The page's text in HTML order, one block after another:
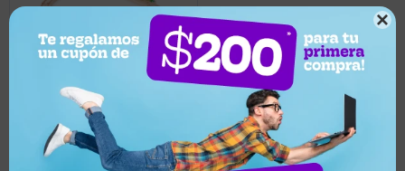

2.421
2.690 10
Juego de Tren de Madera